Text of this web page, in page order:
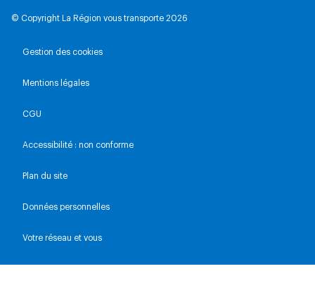
© Copyright La Région vous transporte 2026
Gestion des cookies
Mentions légales
CGU
Accessibilité : non conforme
Plan du site
Données personnelles
Votre réseau et vous